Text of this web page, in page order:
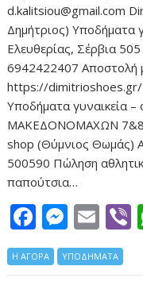
d.kalitsiou@gmail.com
Δημήτριος) Υποδήματα
Ελευθερίας, Σέρβια
6942422407 Αποστολή
https://
Υποδήματα γυναικεία –
ΜΑΚΕΔΟΝΟΜΑΧΩΝ 7&8
shop (Θύμνιος Θωμάς)
500590 Πώληση
παπούτσια…
F
ac
e
M
e
ss
E
m
ai
Η ΑΓΟΡΑ ΥΠΟΔΗΜΑΤΑ